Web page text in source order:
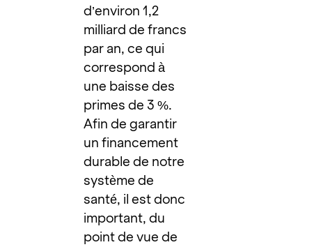
d’environ 1,2
milliard de francs
par an, ce qui
correspond à
une baisse des
primes de 3 %.
Afin de garantir
un financement
durable de notre
système de
santé, il est donc
important, du
point de vue de